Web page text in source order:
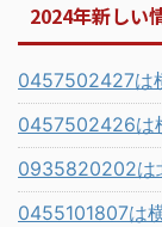
2024年新しい
0457502427は
0457502426は
0935820202は
0455101807は